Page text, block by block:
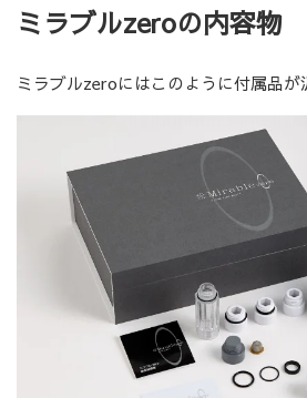
ミラブルzeroの内容物
ミラブルzeroにはこのように付属品が